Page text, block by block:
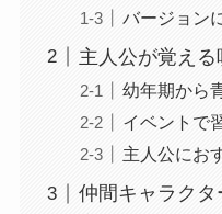
バージョン
主人公が覚え
幼年期から
イベントで
主人公にお
仲間キャラク